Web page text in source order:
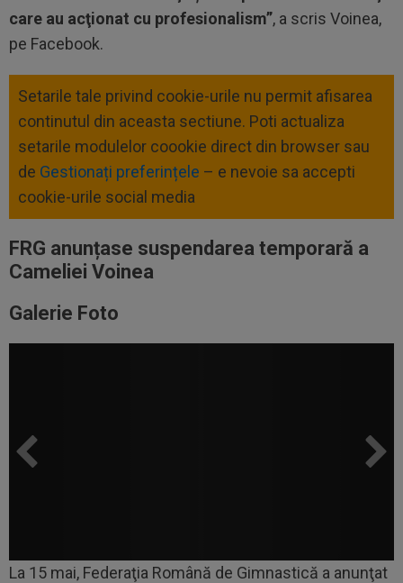
care au acţionat cu profesionalism”, a scris Voinea,
pe Facebook.
Setarile tale privind cookie-urile nu permit afisarea
continutul din aceasta sectiune. Poti actualiza
setarile modulelor coookie direct din browser sau
de Gestionați preferințele – e nevoie sa accepti
cookie-urile social media
FRG anunțase suspendarea temporară a
Cameliei Voinea
Galerie Foto
La 15 mai, Federaţia Română de Gimnastică a anunţat